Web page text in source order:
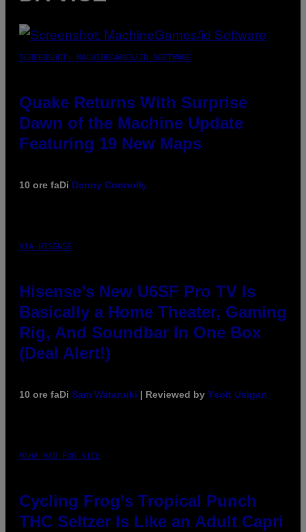
SCREENSHOT: MACHINEGAMES/ID SOFTWARE
Quake Returns With Surprise
Dawn of the Machine Update
Featuring 19 New Maps
10 ore faDi Denny Connolly
VIA HISENSE
Hisense’s New U6SF Pro TV Is
Basically a Home Theater, Gaming
Rig, And Soundbar In One Box
(Deal Alert!)
10 ore faDi Sam Watanuki | Reviewed by Ysolt Usigan
MAHA HAQ FOR VICE
Cycling Frog’s Tropical Punch
THC Seltzer Is Like an Adult Capri